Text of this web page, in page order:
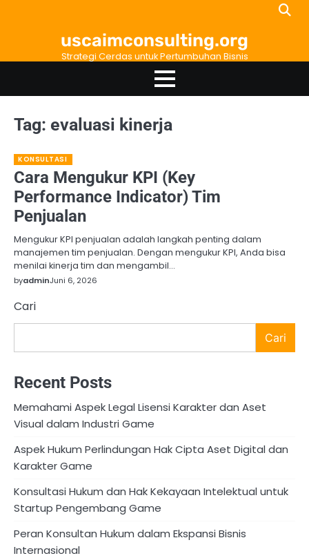
uscaimconsulting.org
Strategi Cerdas untuk Pertumbuhan Bisnis
Tag: evaluasi kinerja
KONSULTASI
Cara Mengukur KPI (Key
Performance Indicator) Tim
Penjualan
Mengukur KPI penjualan adalah langkah penting dalam
manajemen tim penjualan. Dengan mengukur KPI, Anda bisa
menilai kinerja tim dan mengambil…
byadminJuni 6, 2026
Cari
Cari
Recent Posts
Memahami Aspek Legal Lisensi Karakter dan Aset
Visual dalam Industri Game
Aspek Hukum Perlindungan Hak Cipta Aset Digital dan
Karakter Game
Konsultasi Hukum dan Hak Kekayaan Intelektual untuk
Startup Pengembang Game
Peran Konsultan Hukum dalam Ekspansi Bisnis
Internasional